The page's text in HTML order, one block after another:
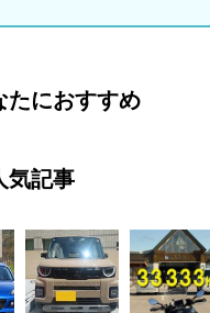
たにおすすめ
気記事